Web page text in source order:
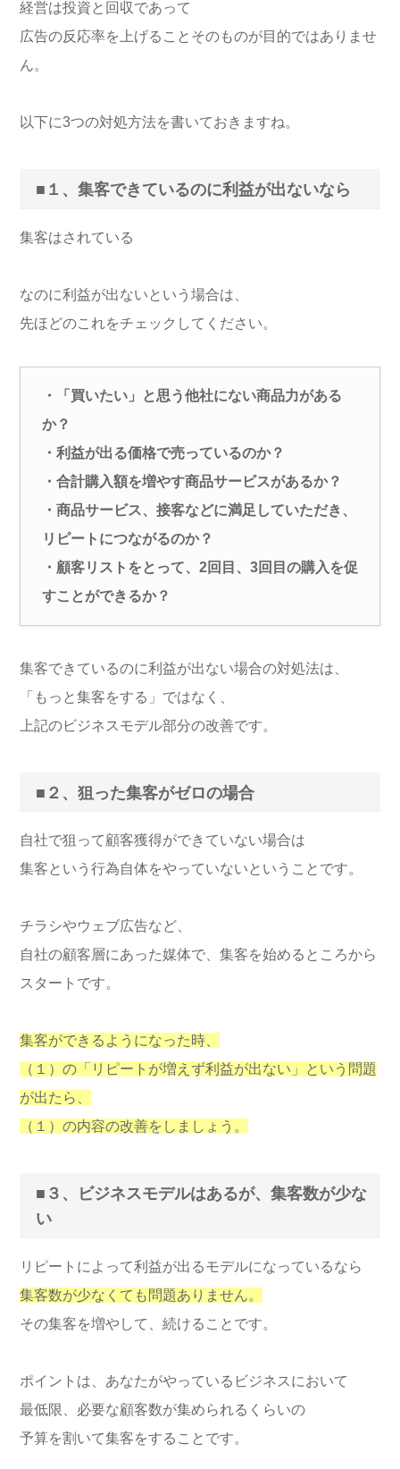
経営は投資と回収であって
広告の反応率を上げることそのものが目的ではありませ
ん。
以下に3つの対処方法を書いておきますね。
■１、集客できているのに利益が出ないなら
集客はされている
なのに利益が出ないという場合は、
先ほどのこれをチェックしてください。
・「買いたい」と思う他社にない商品力がある
か？
・利益が出る価格で売っているのか？
・合計購入額を増やす商品サービスがあるか？
・商品サービス、接客などに満足していただき、
リピートにつながるのか？
・顧客リストをとって、2回目、3回目の購入を促
すことができるか？
集客できているのに利益が出ない場合の対処法は、
「もっと集客をする」ではなく、
上記のビジネスモデル部分の改善です。
■２、狙った集客がゼロの場合
自社で狙って顧客獲得ができていない場合は
集客という行為自体をやっていないということです。
チラシやウェブ広告など、
自社の顧客層にあった媒体で、集客を始めるところから
スタートです。
集客ができるようになった時、
（１）の「リピートが増えず利益が出ない」という問題
が出たら、
（１）の内容の改善をしましょう。
■３、ビジネスモデルはあるが、集客数が少な
い
リピートによって利益が出るモデルになっているなら
集客数が少なくても問題ありません。
その集客を増やして、続けることです。
ポイントは、あなたがやっているビジネスにおいて
最低限、必要な顧客数が集められるくらいの
予算を割いて集客をすることです。